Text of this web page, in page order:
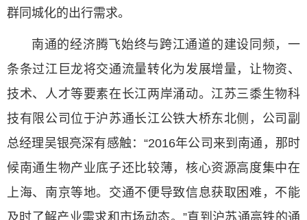
群同城化的出行需求。
南通的经济腾飞始终与跨江通道的建设同频，一
条条过江巨龙将交通流量转化为发展增量，让物资、
技术、人才等要素在长江两岸涌动。江苏三黍生物科
技有限公司位于沪苏通长江公铁大桥东北侧，公司副
总经理吴银亮深有感触：“2016年公司来到南通，那时
候南通生物产业底子还比较薄，核心资源高度集中在
上海、南京等地。交通不便导致信息获取困难，不能
及时了解产业需求和市场动态。”直到沪苏通高铁的通